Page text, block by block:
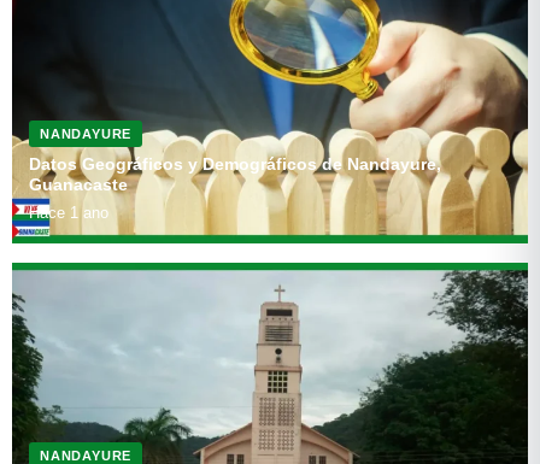
NANDAYURE
Datos Geográficos y Demográficos de Nandayure,
Guanacaste
Hace 1 ano
NANDAYURE